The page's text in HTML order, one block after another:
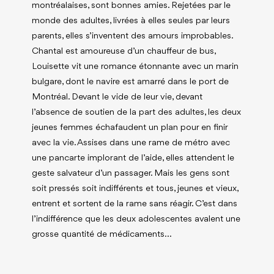
montréalaises, sont bonnes amies. Rejetées par le
monde des adultes, livrées à elles seules par leurs
parents, elles s’inventent des amours improbables.
Chantal est amoureuse d’un chauffeur de bus,
Louisette vit une romance étonnante avec un marin
bulgare, dont le navire est amarré dans le port de
Montréal. Devant le vide de leur vie, devant
l’absence de soutien de la part des adultes, les deux
jeunes femmes échafaudent un plan pour en finir
avec la vie. Assises dans une rame de métro avec
une pancarte implorant de l’aide, elles attendent le
geste salvateur d’un passager. Mais les gens sont
soit pressés soit indifférents et tous, jeunes et vieux,
entrent et sortent de la rame sans réagir. C’est dans
l’indifférence que les deux adolescentes avalent une
grosse quantité de médicaments…